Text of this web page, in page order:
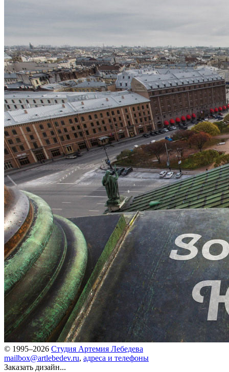
© 1995–2026 Студия Артемия Лебедева
mailbox@artlebedev.ru, адреса и телефоны
Заказать дизайн...